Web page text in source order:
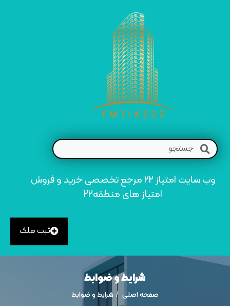
وب سایت امتیاز 22 مرجع تخصصی خرید و فروش
امتیاز های منطقه22
ثبت ملک
شرایط و ضوابط
صفحه اصلی شرایط و ضوابط